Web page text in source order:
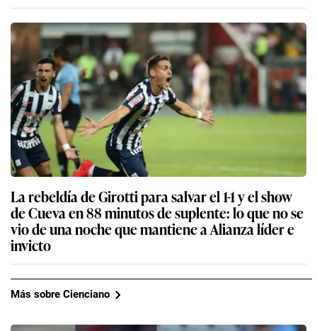
La rebeldía de Girotti para salvar el 1-1 y el show
de Cueva en 88 minutos de suplente: lo que no se
vio de una noche que mantiene a Alianza líder e
invicto
Más sobre Cienciano